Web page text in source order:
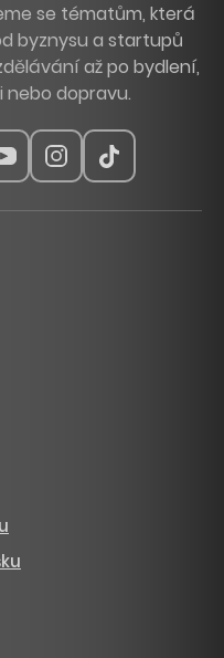
se tématům, která
byznysu a startupů
až po bydlení,
nebo dopravu.